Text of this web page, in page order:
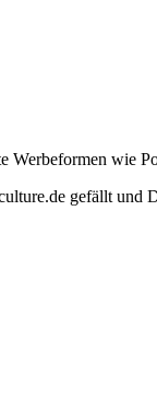
Werbeformen wie
gefällt und